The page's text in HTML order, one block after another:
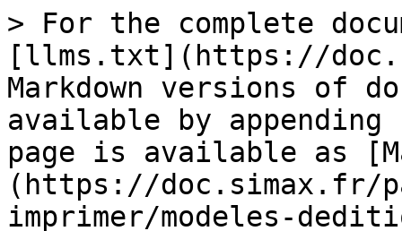
> For the complete
[llms.txt](https://
Markdown versions of
available by
page is available as
(https://doc.simax.fr/
imprimer/modeles-